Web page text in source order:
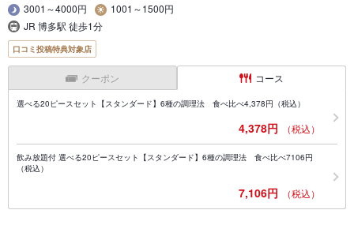
3001～4000円
1001～1500円
JR 博多駅 徒歩1分
口コミ投稿特典対象店
クーポン コース
選べる20ピースセット【スタンダード】6種の調理法 食べ比べ4,378円（税込）
4,378円 （税込）
飲み放題付 選べる20ピースセット【スタンダード】6種の調理法 食べ比べ7106円
（税込）
7,106円 （税込）